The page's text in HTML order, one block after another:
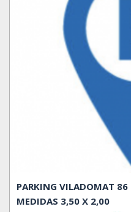
PARKING VILADOMAT
MEDIDAS 3,50 X 2,00